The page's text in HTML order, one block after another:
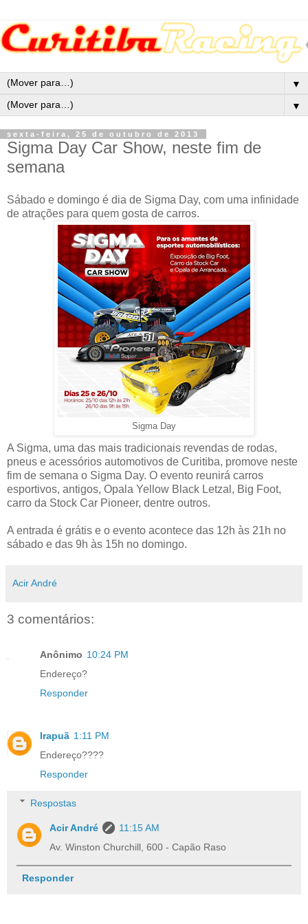
▼
▼
sexta-feira, 25 de outubro de 2013
Sigma Day Car Show, neste fim de
semana
Sábado e domingo é dia de Sigma Day, com uma infinidade
de atrações para quem gosta de carros.
Sigma Day
A Sigma, uma das mais tradicionais revendas de rodas,
pneus e acessórios automotivos de Curitiba, promove neste
fim de semana o Sigma Day. O evento reunirá carros
esportivos, antigos, Opala Yellow Black Letzal, Big Foot,
carro da Stock Car Pioneer, dentre outros.
A entrada é grátis e o evento acontece das 12h às 21h no
sábado e das 9h às 15h no domingo.
Acir André
3 comentários:
Anônimo 10:24 PM
Endereço?
Responder
Irapuã 1:11 PM
Endereço????
Responder
Respostas
Acir André
11:15 AM
Av. Winston Churchill, 600 - Capão Raso
Responder